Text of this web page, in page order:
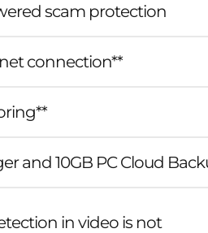
scam protection
connection**
and 10GB PC Cloud
in video is not